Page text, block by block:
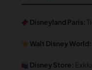
Disneyland Paris:
Walt Disney World:
Disney Store: